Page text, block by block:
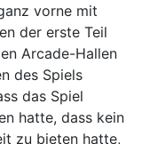
vorne mit
der erste Teil
Arcade-Hallen
des Spiels
das Spiel
hatte, dass kein
zu bieten hatte,